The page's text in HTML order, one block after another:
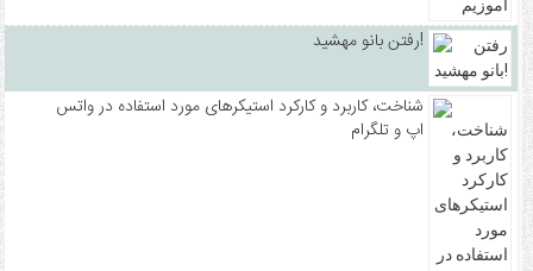
رفتن بانو مهشید!
شناخت، کاربرد و کارکرد استیکرهای مورد استفاده در واتس
اپ و تلگرام